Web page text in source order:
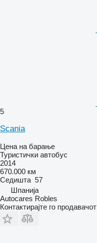
5
Scania
Цена на барање
Туристички автобус
2014
670.000 км
Седишта 57
Шпанија
Autocares Robles
Контактирајте го продавачот